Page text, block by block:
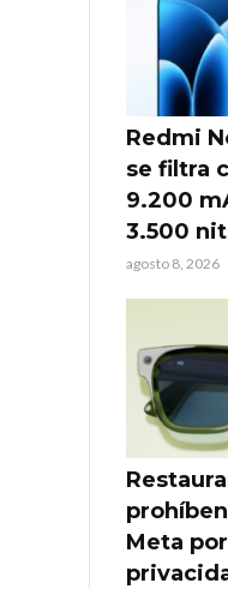
Redmi
se filtra
9.200
3.500
agosto 8, 2026
Meta